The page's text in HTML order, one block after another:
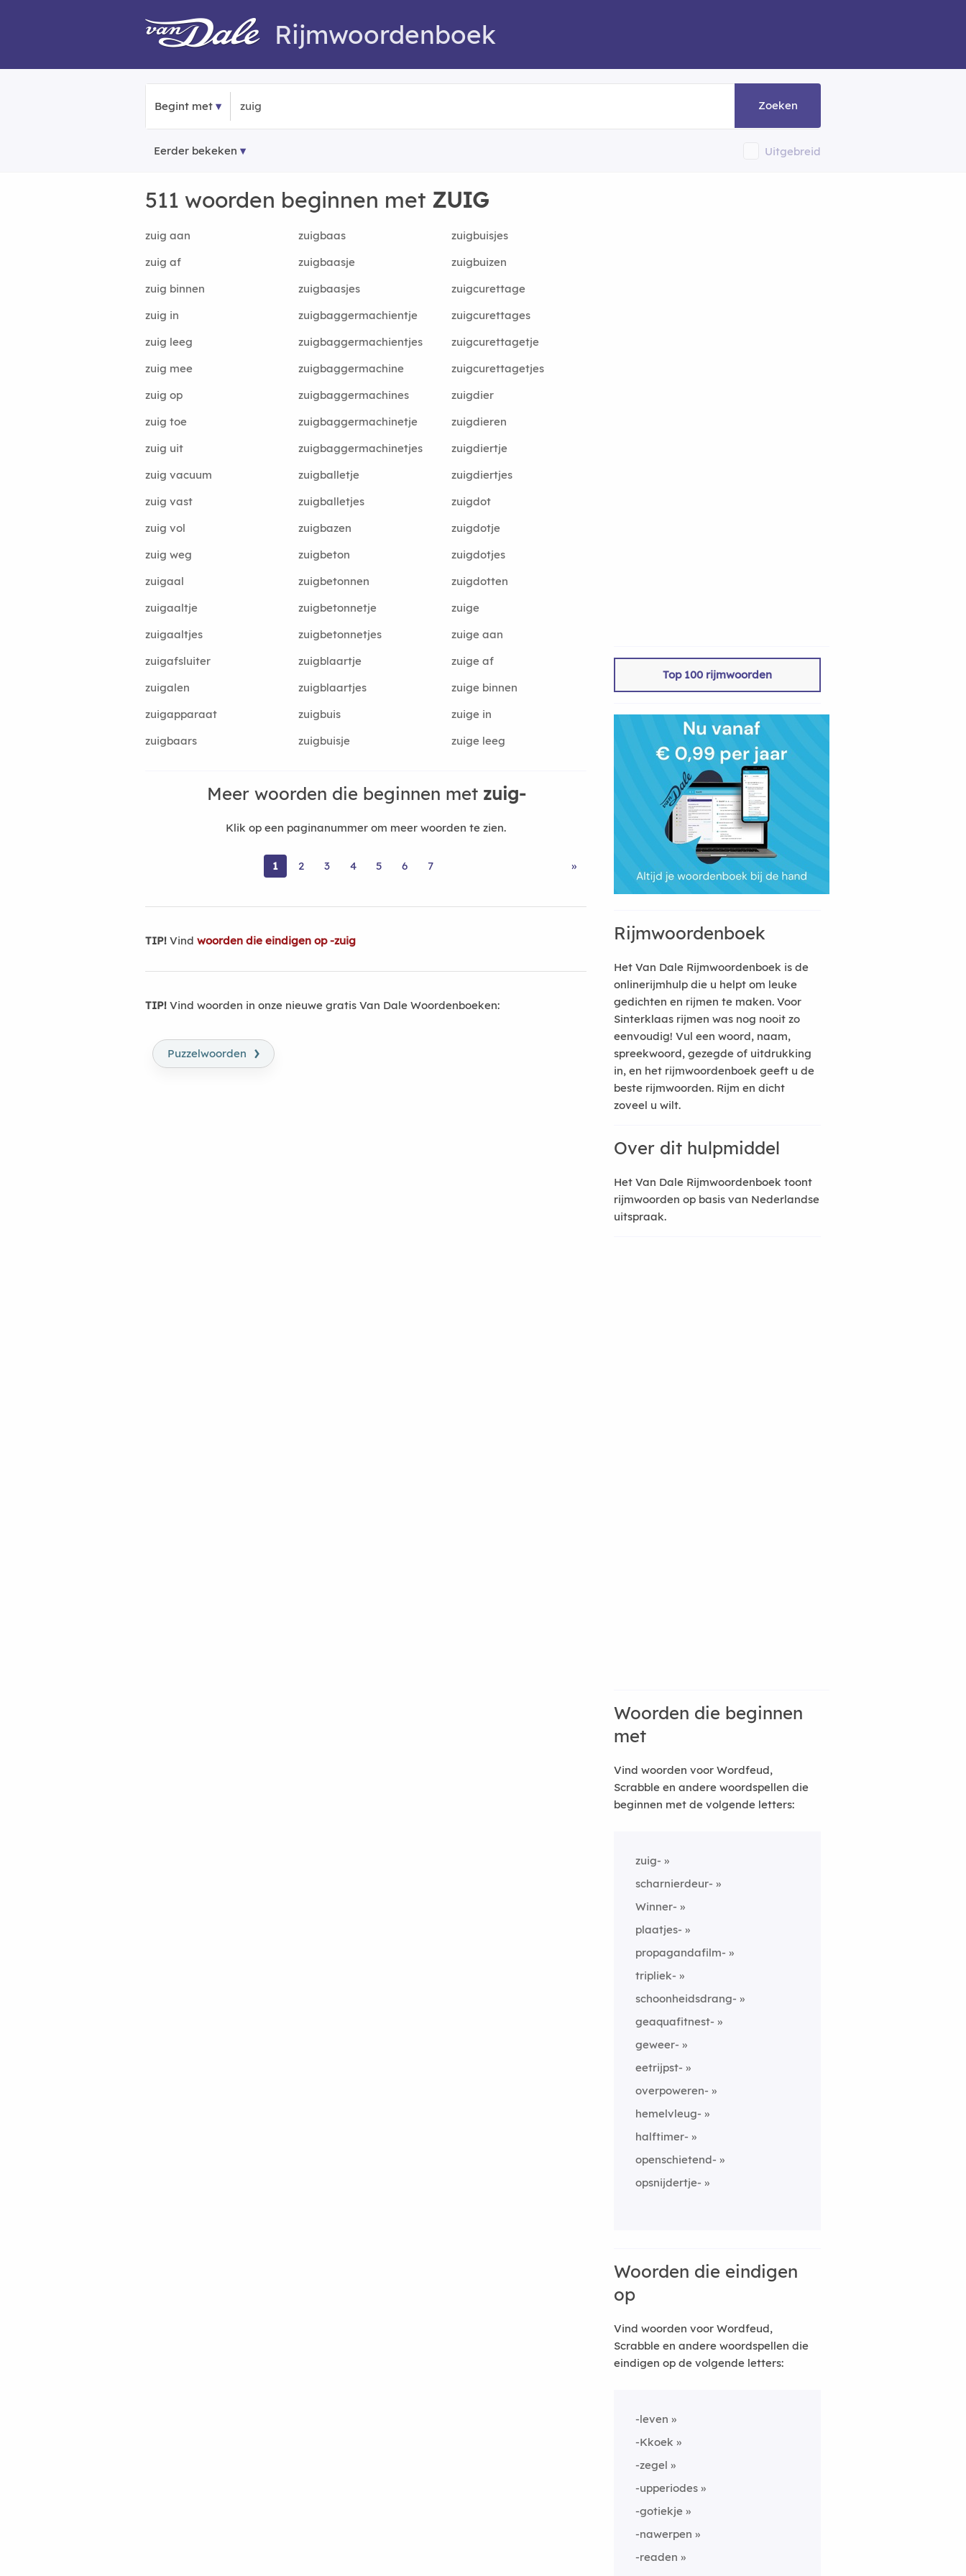
Rijmwoordenboek
Begint met Zoeken
Eerder bekeken Uitgebreid
511 woorden beginnen met ZUIG
zuig aan zuigbaas
zuigbuisjes
zuig af
zuigbaasje
zuigbuizen
zuig binnen
zuigbaasjes
zuigcurettage
zuig in
zuigbaggermachientje
zuigcurettages
zuig leeg
zuigbaggermachientjes
zuigcurettagetje
zuig mee
zuigbaggermachine
zuigcurettagetjes
zuig op
zuigbaggermachines
zuigdier
zuig toe
zuigbaggermachinetje
zuigdieren
zuig uit
zuigbaggermachinetjes
zuigdiertje
zuig vacuum
zuigballetje
zuigdiertjes
zuig vast
zuigballetjes
zuigdot
zuig vol
zuigbazen
zuigdotje
zuig weg
zuigbeton
zuigdotjes
zuigaal
zuigbetonnen
zuigdotten
zuigaaltje
zuigbetonnetje
zuige
zuigaaltjes
zuigbetonnetjes
zuige aan
zuigafsluiter
zuigblaartje
zuige af
zuigalen
zuigblaartjes
zuige binnen
zuigapparaat
zuigbuis
zuige in
zuigbaars
zuigbuisje zuige leeg
Meer woorden die beginnen met zuig-
Klik op een paginanummer om meer woorden te zien.
1 2 3 4 5 6 7 »
TIP! Vind woorden die eindigen op -zuig
TIP! Vind woorden in onze nieuwe gratis Van Dale Woordenboeken:
Puzzelwoorden ›
Top 100 rijmwoorden
Rijmwoordenboek
Het Van Dale Rijmwoordenboek is de
onlinerijmhulp die u helpt om leuke
gedichten en rijmen te maken. Voor
Sinterklaas rijmen was nog nooit zo
eenvoudig! Vul een woord, naam,
spreekwoord, gezegde of uitdrukking
in, en het rijmwoordenboek geeft u de
beste rijmwoorden. Rijm en dicht
zoveel u wilt.
Over dit hulpmiddel
Het Van Dale Rijmwoordenboek toont
rijmwoorden op basis van Nederlandse
uitspraak.
Woorden die beginnen
met
Vind woorden voor Wordfeud,
Scrabble en andere woordspellen die
beginnen met de volgende letters:
zuig-
scharnierdeur-
Winner-
plaatjes-
propagandafilm-
tripliek-
schoonheidsdrang-
geaquafitnest-
geweer-
eetrijpst-
overpoweren-
hemelvleug-
halftimer-
openschietend-
opsnijdertje-
Woorden die eindigen
op
Vind woorden voor Wordfeud,
Scrabble en andere woordspellen die
eindigen op de volgende letters:
-leven
-Kkoek
-zegel
-upperiodes
-gotiekje
-nawerpen
-readen